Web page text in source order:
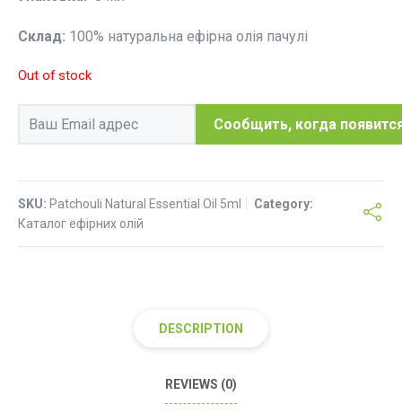
Склад: 100% натуральна ефірна олія пачулі
Out of stock
SKU: Patchouli Natural Essential Oil 5ml
Category:
Каталог ефірних олій
DESCRIPTION
REVIEWS (0)